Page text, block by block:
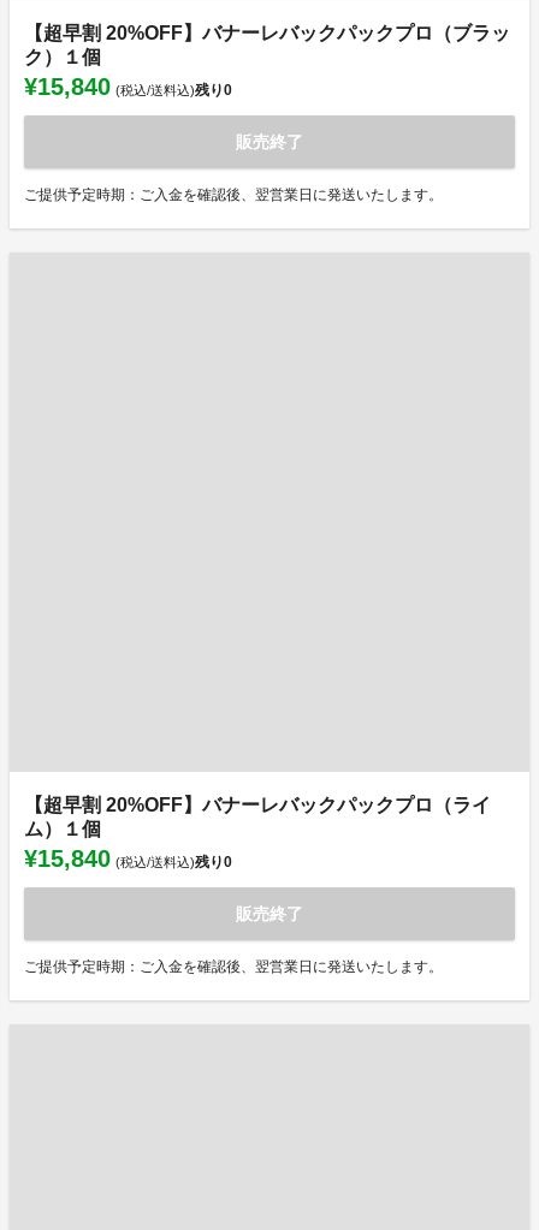
【超早割 20%OFF】バナーレバックパックプロ（ブラッ
ク）１個
¥15,840 (税込/送料込)残り0
販売終了
ご提供予定時期：ご入金を確認後、翌営業日に発送いたします。
【超早割 20%OFF】バナーレバックパックプロ（ライ
ム）１個
¥15,840 (税込/送料込)残り0
販売終了
ご提供予定時期：ご入金を確認後、翌営業日に発送いたします。